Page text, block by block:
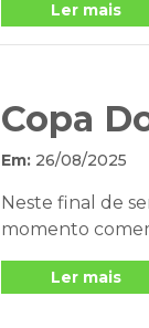
Ler mais
Copa
Em:26/08/2025
Neste final de
momento
Ler mais